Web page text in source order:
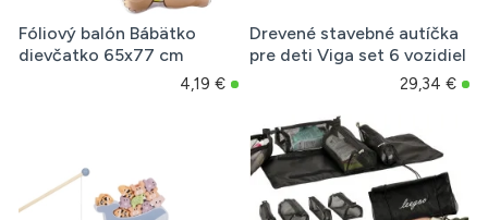
Fóliový balón Bábätko
dievčatko 65x77 cm
4,19 €
Drevené stavebné autíčka
pre deti Viga set 6 vozidiel
29,34 €